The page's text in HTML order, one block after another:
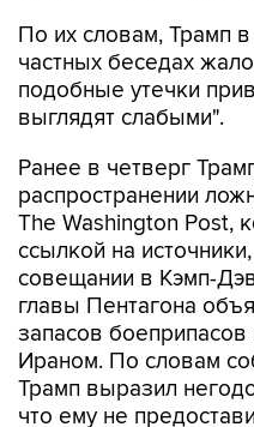
По их словам, Трамп
частных беседах
подобные утечки
выглядят слабыми".
Ранее в четверг
распространении
The Washington Post,
ссылкой на
совещании в Кэмп-
главы Пентагона
запасов
Ираном. По словам
Трамп выразил
что ему не